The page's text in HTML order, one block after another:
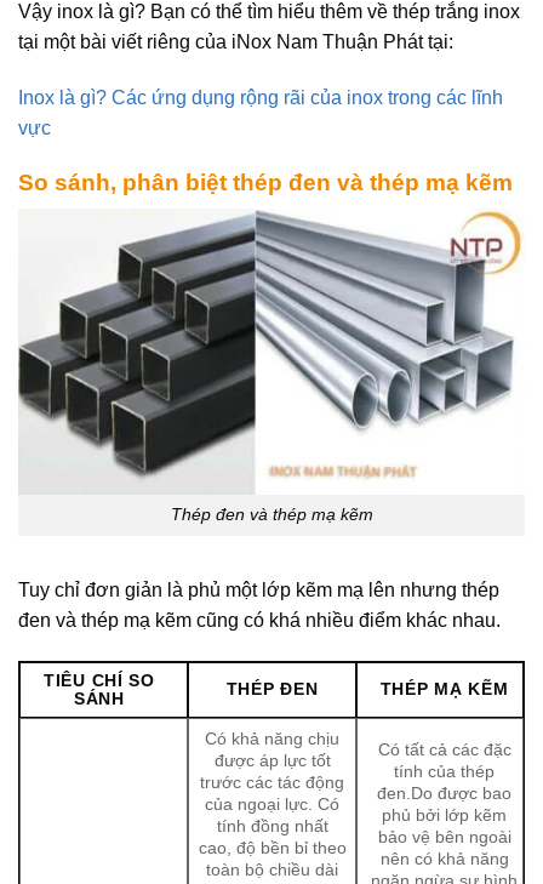
Vậy inox là gì? Bạn có thể tìm hiểu thêm về thép trắng inox
tại một bài viết riêng của iNox Nam Thuận Phát tại:
Inox là gì? Các ứng dụng rộng rãi của inox trong các lĩnh
vực
So sánh, phân biệt thép đen và thép mạ kẽm
Thép đen và thép mạ kẽm
Tuy chỉ đơn giản là phủ một lớp kẽm mạ lên nhưng thép
đen và thép mạ kẽm cũng có khá nhiều điểm khác nhau.
TIÊU CHÍ SO
SÁNH
THÉP ĐEN THÉP MẠ KẼM
Có khả năng chịu
được áp lực tốt
trước các tác động
của ngoại lực. Có
tính đồng nhất
cao, độ bền bỉ theo
toàn bộ chiều dài
Có tất cả các đặc
tính của thép
đen.Do được bao
phủ bởi lớp kẽm
bảo vệ bên ngoài
nên có khả năng